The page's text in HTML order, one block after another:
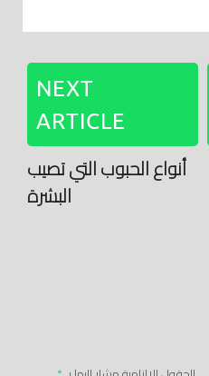
NEXT
ARTICLE
أنواع الحبوب التي تصيب
البشرة